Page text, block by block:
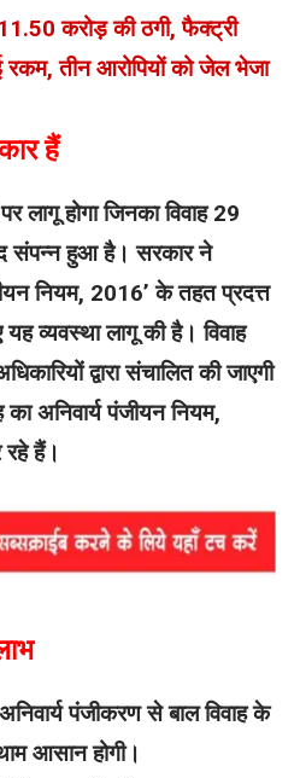
करोड़ की ठगी, फैक्ट्री
तीन आरोपियों को जेल भेजा
हैं
लागू होगा जिनका विवाह 29
संपन्न हुआ है। सरकार ने
नियम, 2016’ के तहत प्रदत्त
व्यवस्था लागू की है। विवाह
द्वारा संचालित की जाएगी
का अनिवार्य पंजीयन नियम,
रहे हैं।
पंजीकरण से बाल विवाह के
आसान होगी।